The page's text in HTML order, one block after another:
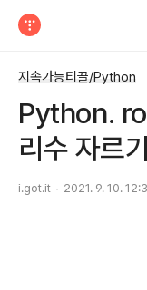
지속가능티끌/Python
Python.
리수 자르
i.got.it 2021. 9. 10.